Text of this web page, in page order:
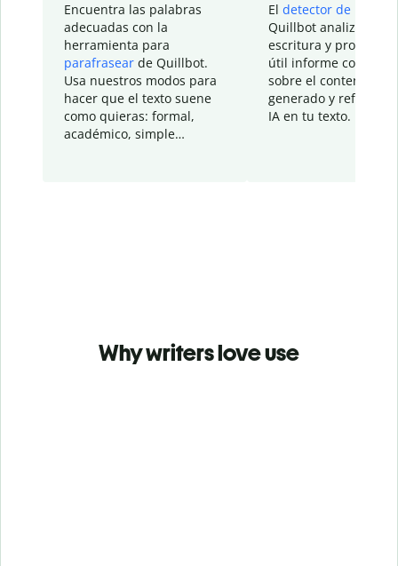
Encuentra las palabras
adecuadas con la
herramienta para
parafrasear de Quillbot.
Usa nuestros modos para
hacer que el texto suene
como quieras: formal,
académico, simple…
El detector de IA
Quillbot analiza tu
escritura y
útil informe con
sobre el contenido
generado y refinado
IA en tu texto.
Why writers love use